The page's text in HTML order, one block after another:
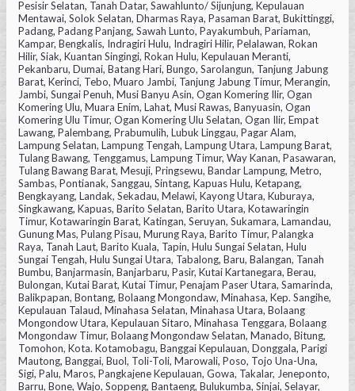
Pesisir Selatan, Tanah Datar, Sawahlunto/ Sijunjung, Kepulauan
Mentawai, Solok Selatan, Dharmas Raya, Pasaman Barat, Bukittinggi,
Padang, Padang Panjang, Sawah Lunto, Payakumbuh, Pariaman,
Kampar, Bengkalis, Indragiri Hulu, Indragiri Hilir, Pelalawan, Rokan
Hilir, Siak, Kuantan Singingi, Rokan Hulu, Kepulauan Meranti,
Pekanbaru, Dumai, Batang Hari, Bungo, Sarolangun, Tanjung Jabung
Barat, Kerinci, Tebo, Muaro Jambi, Tanjung Jabung Timur, Merangin,
Jambi, Sungai Penuh, Musi Banyu Asin, Ogan Komering Ilir, Ogan
Komering Ulu, Muara Enim, Lahat, Musi Rawas, Banyuasin, Ogan
Komering Ulu Timur, Ogan Komering Ulu Selatan, Ogan Ilir, Empat
Lawang, Palembang, Prabumulih, Lubuk Linggau, Pagar Alam,
Lampung Selatan, Lampung Tengah, Lampung Utara, Lampung Barat,
Tulang Bawang, Tenggamus, Lampung Timur, Way Kanan, Pasawaran,
Tulang Bawang Barat, Mesuji, Pringsewu, Bandar Lampung, Metro,
Sambas, Pontianak, Sanggau, Sintang, Kapuas Hulu, Ketapang,
Bengkayang, Landak, Sekadau, Melawi, Kayong Utara, Kuburaya,
Singkawang, Kapuas, Barito Selatan, Barito Utara, Kotawaringin
Timur, Kotawaringin Barat, Katingan, Seruyan, Sukamara, Lamandau,
Gunung Mas, Pulang Pisau, Murung Raya, Barito Timur, Palangka
Raya, Tanah Laut, Barito Kuala, Tapin, Hulu Sungai Selatan, Hulu
Sungai Tengah, Hulu Sungai Utara, Tabalong, Baru, Balangan, Tanah
Bumbu, Banjarmasin, Banjarbaru, Pasir, Kutai Kartanegara, Berau,
Bulongan, Kutai Barat, Kutai Timur, Penajam Paser Utara, Samarinda,
Balikpapan, Bontang, Bolaang Mongondaw, Minahasa, Kep. Sangihe,
Kepulauan Talaud, Minahasa Selatan, Minahasa Utara, Bolaang
Mongondow Utara, Kepulauan Sitaro, Minahasa Tenggara, Bolaang
Mongondaw Timur, Bolaang Mongondaw Selatan, Manado, Bitung,
Tomohon, Kota. Kotamobagu, Banggai Kepulauan, Donggala, Parigi
Mautong, Banggai, Buol, Toli-Toli, Marowali, Poso, Tojo Una-Una,
Sigi, Palu, Maros, Pangkajene Kepulauan, Gowa, Takalar, Jeneponto,
Barru, Bone, Wajo, Soppeng, Bantaeng, Bulukumba, Sinjai, Selayar,